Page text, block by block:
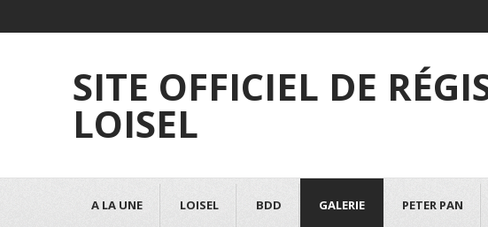
SITE OFFICIEL DE
LOISEL
A LA UNE LOISEL BDD GALERIE PETER PAN